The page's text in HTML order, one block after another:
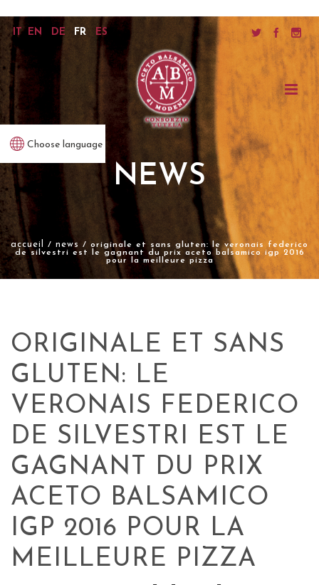
Choose language
NEWS
accueil / news / originale et sans gluten: le veronais federico
de silvestri est le gagnant du prix aceto balsamico igp 2016
pour la meilleure pizza
IT EN DE FR ES
ORIGINALE ET SANS
GLUTEN: LE
VERONAIS FEDERICO
DE SILVESTRI EST LE
GAGNANT DU PRIX
ACETO BALSAMICO
IGP 2016 POUR LA
MEILLEURE PIZZA